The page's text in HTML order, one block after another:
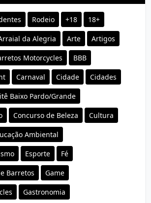
Rodeio +18 18+
da Alegria Arte Artigos
Motorcycles BBB
Carnaval Cidade Cidades
Baixo Pardo/Grande
Concurso de Beleza Cultura
Ambiental
Esporte Fé
Barretos Game
Gastronomia